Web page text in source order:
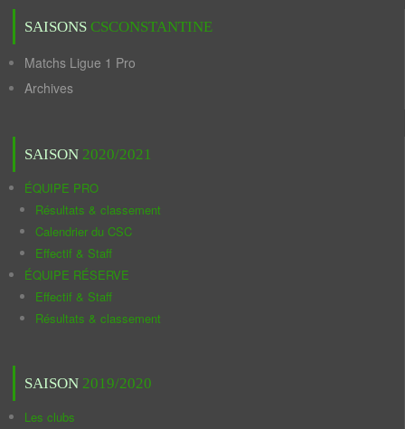
SAISONS CSCONSTANTINE
Matchs Ligue 1 Pro
Archives
SAISON 2020/2021
ÉQUIPE PRO
Résultats & classement
Calendrier du CSC
Effectif & Staff
ÉQUIPE RÉSERVE
Effectif & Staff
Résultats & classement
SAISON 2019/2020
Les clubs